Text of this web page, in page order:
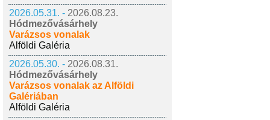
2026.05.31. - 2026.08.23.
Hódmezővásárhely
Varázsos vonalak
Alföldi Galéria
2026.05.30. - 2026.08.31.
Hódmezővásárhely
Varázsos vonalak az Alföldi
Galériában
Alföldi Galéria